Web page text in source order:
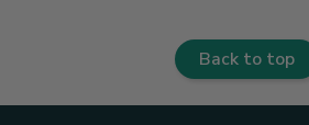
Back to top